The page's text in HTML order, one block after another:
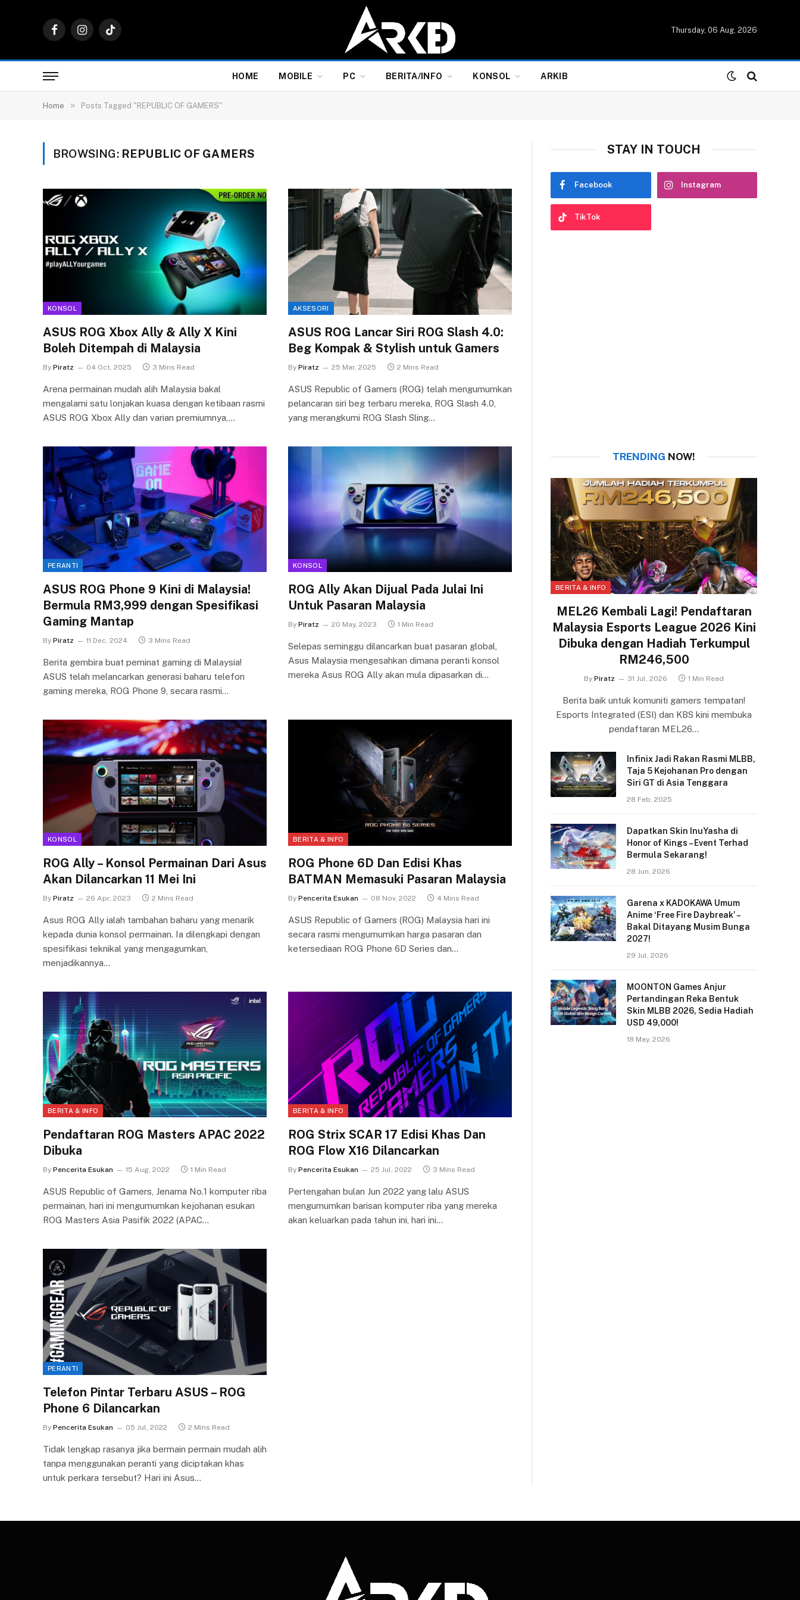
FacebookInstagramTikTok
Thursday, 06 Aug, 2026
HOME MOBILE PC BERITA/INFO KONSOL ARKIB
Home » Posts Tagged "REPUBLIC OF GAMERS"
BROWSING: REPUBLIC OF GAMERS
KONSOL
ASUS ROG Xbox Ally & Ally X Kini
Boleh Ditempah di Malaysia
By Piratz 04 Oct, 2025 3 Mins Read
Arena permainan mudah alih Malaysia bakal
mengalami satu lonjakan kuasa dengan ketibaan rasmi
ASUS ROG Xbox Ally dan varian premiumnya,…
AKSESORI
ASUS ROG Lancar Siri ROG Slash 4.0:
Beg Kompak & Stylish untuk Gamers
By Piratz 25 Mar, 2025 2 Mins Read
ASUS Republic of Gamers (ROG) telah mengumumkan
pelancaran siri beg terbaru mereka, ROG Slash 4.0,
yang merangkumi ROG Slash Sling…
PERANTI
ASUS ROG Phone 9 Kini di Malaysia!
Bermula RM3,999 dengan Spesifikasi
Gaming Mantap
By Piratz 11 Dec, 2024 3 Mins Read
Berita gembira buat peminat gaming di Malaysia!
ASUS telah melancarkan generasi baharu telefon
gaming mereka, ROG Phone 9, secara rasmi…
KONSOL
ROG Ally Akan Dijual Pada Julai Ini
Untuk Pasaran Malaysia
By Piratz 20 May, 2023 1 Min Read
Selepas seminggu dilancarkan buat pasaran global,
Asus Malaysia mengesahkan dimana peranti konsol
mereka Asus ROG Ally akan mula dipasarkan di…
KONSOL
ROG Ally – Konsol Permainan Dari Asus
Akan Dilancarkan 11 Mei Ini
By Piratz 26 Apr, 2023 2 Mins Read
Asus ROG Ally ialah tambahan baharu yang menarik
kepada dunia konsol permainan. Ia dilengkapi dengan
spesifikasi teknikal yang mengagumkan,
menjadikannya…
BERITA & INFO
ROG Phone 6D Dan Edisi Khas
BATMAN Memasuki Pasaran Malaysia
By Pencerita Esukan 08 Nov, 2022 4 Mins Read
ASUS Republic of Gamers (ROG) Malaysia hari ini
secara rasmi mengumumkan harga pasaran dan
ketersediaan ROG Phone 6D Series dan…
BERITA & INFO
Pendaftaran ROG Masters APAC 2022
Dibuka
By Pencerita Esukan 15 Aug, 2022 1 Min Read
ASUS Republic of Gamers, Jenama No.1 komputer riba
permainan, hari ini mengumumkan kejohanan esukan
ROG Masters Asia Pasifik 2022 (APAC…
BERITA & INFO
ROG Strix SCAR 17 Edisi Khas Dan
ROG Flow X16 Dilancarkan
By Pencerita Esukan 25 Jul, 2022 3 Mins Read
Pertengahan bulan Jun 2022 yang lalu ASUS
mengumumkan barisan komputer riba yang mereka
akan keluarkan pada tahun ini, hari ini…
PERANTI
Telefon Pintar Terbaru ASUS – ROG
Phone 6 Dilancarkan
By Pencerita Esukan 05 Jul, 2022 2 Mins Read
Tidak lengkap rasanya jika bermain permain mudah alih
tanpa menggunakan peranti yang diciptakan khas
untuk perkara tersebut? Hari ini Asus…
STAY IN TOUCH
Facebook Instagram
TikTok
TRENDING NOW!
BERITA & INFO
MEL26 Kembali Lagi! Pendaftaran
Malaysia Esports League 2026 Kini
Dibuka dengan Hadiah Terkumpul
RM246,500
By Piratz 31 Jul, 2026 1 Min Read
Berita baik untuk komuniti gamers tempatan!
Esports Integrated (ESI) dan KBS kini membuka
pendaftaran MEL26…
Infinix Jadi Rakan Rasmi MLBB,
Taja 5 Kejohanan Pro dengan
Siri GT di Asia Tenggara
28 Feb, 2025
Dapatkan Skin InuYasha di
Honor of Kings – Event Terhad
Bermula Sekarang!
28 Jun, 2026
Garena x KADOKAWA Umum
Anime ‘Free Fire Daybreak’ –
Bakal Ditayang Musim Bunga
2027!
29 Jul, 2026
MOONTON Games Anjur
Pertandingan Reka Bentuk
Skin MLBB 2026, Sedia Hadiah
USD 49,000!
18 May, 2026